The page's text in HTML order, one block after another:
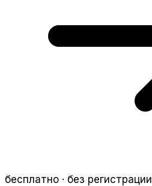
бесплатно · без регистрации